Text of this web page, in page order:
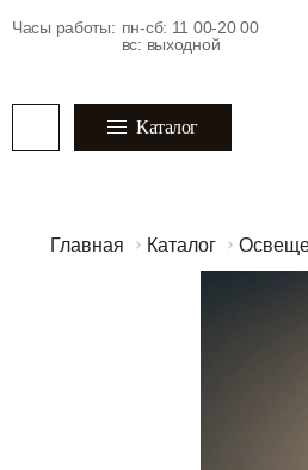
Часы работы: пн-сб: 11 00-20 00
вс: выходной
Каталог
Главная Каталог